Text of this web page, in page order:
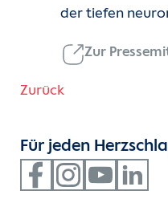
der tiefen
Zur
Zurück
Für jeden